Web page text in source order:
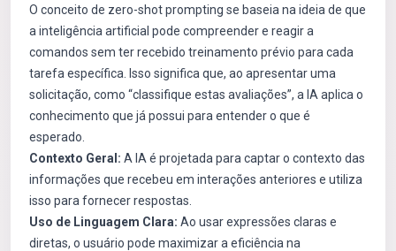
O conceito de zero-shot prompting se baseia na ideia de que
a inteligência artificial pode compreender e reagir a
comandos sem ter recebido treinamento prévio para cada
tarefa específica. Isso significa que, ao apresentar uma
solicitação, como “classifique estas avaliações”, a IA aplica o
conhecimento que já possui para entender o que é
esperado.
Contexto Geral: A IA é projetada para captar o contexto das
informações que recebeu em interações anteriores e utiliza
isso para fornecer respostas.
Uso de Linguagem Clara: Ao usar expressões claras e
diretas, o usuário pode maximizar a eficiência na